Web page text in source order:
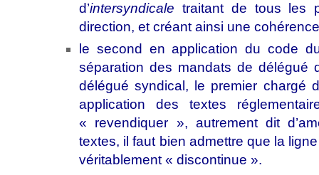
d’intersyndicale traitant de tous les
direction, et créant ainsi une
le second en application du code
séparation des mandats de délégué
délégué syndical, le premier chargé
application des textes
« revendiquer », autrement dit
textes, il faut bien admettre que la
véritablement « discontinue ».